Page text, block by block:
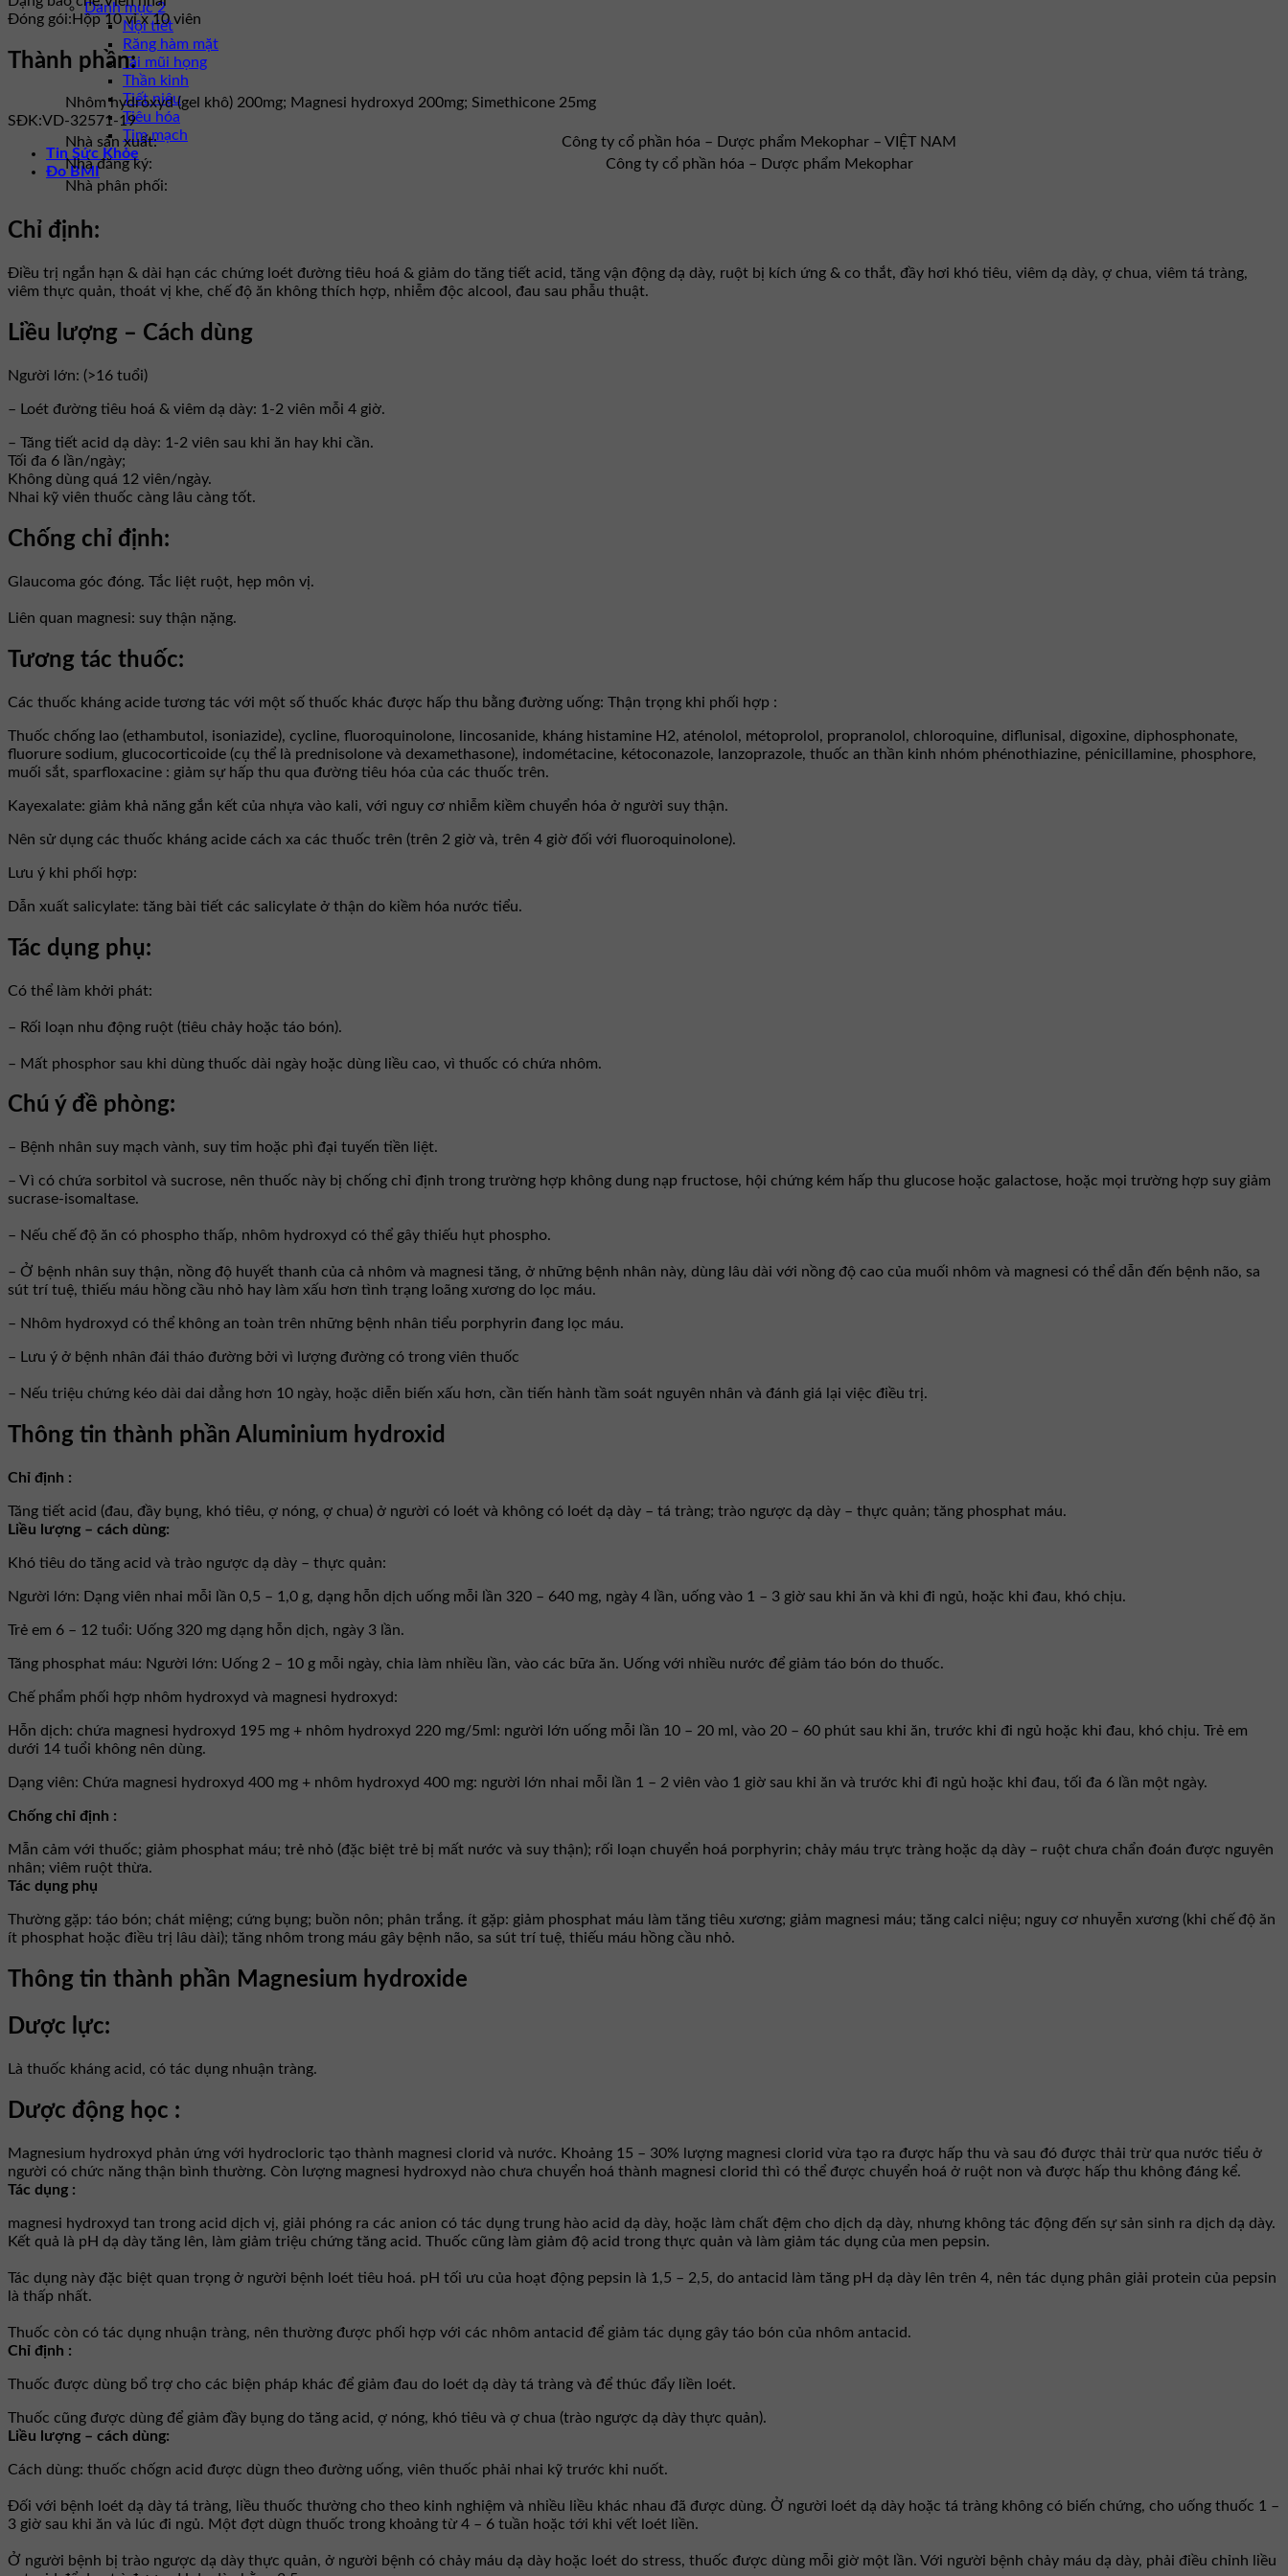
Danh mục 2
Nội tiết
Răng hàm mặt
Tai mũi họng
Thần kinh
Tiết niệu
Tiêu hóa
Tim mạch
Tin Sức Khỏe
Đo BMI
Đóng gói: Hộp 10 vỉ x 10 viên
Thành phần:
Nhôm hydroxyd (gel khô) 200mg; Magnesi hydroxyd 200mg; Simethicone 25mg
SĐK:VD-32571-19
Nhà sản xuất:
Công ty cổ phần hóa – Dược phẩm Mekophar – VIỆT NAM
Nhà đăng ký:
Công ty cổ phần hóa – Dược phẩm Mekophar
Nhà phân phối:
Chỉ định:
Ðiều trị ngắn hạn & dài hạn các chứng loét đường tiêu hoá & giảm do tăng tiết acid, tăng vận động dạ dày, ruột bị kích ứng & co thắt, đầy hơi khó tiêu, viêm dạ dày, ợ chua, viêm tá tràng,
viêm thực quản, thoát vị khe, chế độ ăn không thích hợp, nhiễm độc alcool, đau sau phẫu thuật.
Liều lượng – Cách dùng
Người lớn: (>16 tuổi)
– Loét đường tiêu hoá & viêm dạ dày: 1-2 viên mỗi 4 giờ.
– Tăng tiết acid dạ dày: 1-2 viên sau khi ăn hay khi cần.
Tối đa 6 lần/ngày;
Không dùng quá 12 viên/ngày.
Nhai kỹ viên thuốc càng lâu càng tốt.
Chống chỉ định:
Glaucoma góc đóng. Tắc liệt ruột, hẹp môn vị.
Liên quan magnesi: suy thận nặng.
Tương tác thuốc:
Các thuốc kháng acide tương tác với một số thuốc khác được hấp thu bằng đường uống: Thận trọng khi phối hợp :
Thuốc chống lao (ethambutol, isoniazide), cycline, fluoroquinolone, lincosanide, kháng histamine H2, aténolol, métoprolol, propranolol, chloroquine, diflunisal, digoxine, diphosphonate,
fluorure sodium, glucocorticoide (cụ thể là prednisolone và dexamethasone), indométacine, kétoconazole, lanzoprazole, thuốc an thần kinh nhóm phénothiazine, pénicillamine, phosphore,
muối sắt, sparfloxacine : giảm sự hấp thu qua đường tiêu hóa của các thuốc trên.
Kayexalate: giảm khả năng gắn kết của nhựa vào kali, với nguy cơ nhiễm kiềm chuyển hóa ở người suy thận.
Nên sử dụng các thuốc kháng acide cách xa các thuốc trên (trên 2 giờ và, trên 4 giờ đối với fluoroquinolone).
Lưu ý khi phối hợp:
Dẫn xuất salicylate: tăng bài tiết các salicylate ở thận do kiềm hóa nước tiểu.
Tác dụng phụ:
Có thể làm khởi phát:
– Rối loạn nhu động ruột (tiêu chảy hoặc táo bón).
– Mất phosphor sau khi dùng thuốc dài ngày hoặc dùng liều cao, vì thuốc có chứa nhôm.
Chú ý đề phòng:
– Bệnh nhân suy mạch vành, suy tim hoặc phì đại tuyến tiền liệt.
– Vì có chứa sorbitol và sucrose, nên thuốc này bị chống chỉ định trong trường hợp không dung nạp fructose, hội chứng kém hấp thu glucose hoặc galactose, hoặc mọi trường hợp suy giảm
sucrase-isomaltase.
– Nếu chế độ ăn có phospho thấp, nhôm hydroxyd có thể gây thiếu hụt phospho.
– Ở bệnh nhân suy thận, nồng độ huyết thanh của cả nhôm và magnesi tăng, ở những bệnh nhân này, dùng lâu dài với nồng độ cao của muối nhôm và magnesi có thể dẫn đến bệnh não, sa
sút trí tuệ, thiếu máu hồng cầu nhỏ hay làm xấu hơn tình trạng loãng xương do lọc máu.
– Nhôm hydroxyd có thể không an toàn trên những bệnh nhân tiểu porphyrin đang lọc máu.
– Lưu ý ở bệnh nhân đái tháo đường bởi vì lượng đường có trong viên thuốc
– Nếu triệu chứng kéo dài dai dẳng hơn 10 ngày, hoặc diễn biến xấu hơn, cần tiến hành tầm soát nguyên nhân và đánh giá lại việc điều trị.
Thông tin thành phần Aluminium hydroxid
Chỉ định :
Tăng tiết acid (đau, đầy bụng, khó tiêu, ợ nóng, ợ chua) ở người có loét và không có loét dạ dày – tá tràng; trào ngược dạ dày – thực quản; tăng phosphat máu.
Liều lượng – cách dùng:
Khó tiêu do tăng acid và trào ngược dạ dày – thực quản:
Người lớn: Dạng viên nhai mỗi lần 0,5 – 1,0 g, dạng hỗn dịch uống mỗi lần 320 – 640 mg, ngày 4 lần, uống vào 1 – 3 giờ sau khi ăn và khi đi ngủ, hoặc khi đau, khó chịu.
Trẻ em 6 – 12 tuổi: Uống 320 mg dạng hỗn dịch, ngày 3 lần.
Tăng phosphat máu: Người lớn: Uống 2 – 10 g mỗi ngày, chia làm nhiều lần, vào các bữa ăn. Uống với nhiều nước để giảm táo bón do thuốc.
Chế phẩm phối hợp nhôm hydroxyd và magnesi hydroxyd:
Hỗn dịch: chứa magnesi hydroxyd 195 mg + nhôm hydroxyd 220 mg/5ml: người lớn uống mỗi lần 10 – 20 ml, vào 20 – 60 phút sau khi ăn, trước khi đi ngủ hoặc khi đau, khó chịu. Trẻ em
dưới 14 tuổi không nên dùng.
Dạng viên: Chứa magnesi hydroxyd 400 mg + nhôm hydroxyd 400 mg: người lớn nhai mỗi lần 1 – 2 viên vào 1 giờ sau khi ăn và trước khi đi ngủ hoặc khi đau, tối đa 6 lần một ngày.
Chống chỉ định :
Mẫn cảm với thuốc; giảm phosphat máu; trẻ nhỏ (đặc biệt trẻ bị mất nước và suy thận); rối loạn chuyển hoá porphyrin; chảy máu trực tràng hoặc dạ dày – ruột chưa chẩn đoán được nguyên
nhân; viêm ruột thừa.
Tác dụng phụ
Thường gặp: táo bón; chát miệng; cứng bụng; buồn nôn; phân trắng. ít gặp: giảm phosphat máu làm tăng tiêu xương; giảm magnesi máu; tăng calci niệu; nguy cơ nhuyễn xương (khi chế độ ăn
ít phosphat hoặc điều trị lâu dài); tăng nhôm trong máu gây bệnh não, sa sút trí tuệ, thiếu máu hồng cầu nhỏ.
Thông tin thành phần Magnesium hydroxide
Dược lực:
Là thuốc kháng acid, có tác dụng nhuận tràng.
Dược động học :
Magnesium hydroxyd phản ứng với hydrocloric tạo thành magnesi clorid và nước. Khoảng 15 – 30% lượng magnesi clorid vừa tạo ra được hấp thu và sau đó được thải trừ qua nước tiểu ở
người có chức năng thận bình thường. Còn lượng magnesi hydroxyd nào chưa chuyển hoá thành magnesi clorid thì có thể được chuyển hoá ở ruột non và được hấp thu không đáng kể.
Tác dụng :
magnesi hydroxyd tan trong acid dịch vị, giải phóng ra các anion có tác dụng trung hào acid dạ dày, hoặc làm chất đệm cho dịch dạ dày, nhưng không tác động đến sự sản sinh ra dịch dạ dày.
Kết quả là pH dạ dày tăng lên, làm giảm triệu chứng tăng acid. Thuốc cũng làm giảm độ acid trong thực quản và làm giảm tác dụng của men pepsin.
Tác dụng này đặc biệt quan trọng ở người bệnh loét tiêu hoá. pH tối ưu của hoạt động pepsin là 1,5 – 2,5, do antacid làm tăng pH dạ dày lên trên 4, nên tác dụng phân giải protein của pepsin
là thấp nhất.
Thuốc còn có tác dụng nhuận tràng, nên thường được phối hợp với các nhôm antacid để giảm tác dụng gây táo bón của nhôm antacid.
Chỉ định :
Thuốc được dùng bổ trợ cho các biện pháp khác để giảm đau do loét dạ dày tá tràng và để thúc đẩy liền loét.
Thuốc cũng được dùng để giảm đầy bụng do tăng acid, ợ nóng, khó tiêu và ợ chua (trào ngược dạ dày thực quản).
Liều lượng – cách dùng:
Cách dùng: thuốc chốgn acid được dùgn theo đường uống, viên thuốc phải nhai kỹ trước khi nuốt.
Đối với bệnh loét dạ dày tá tràng, liều thuốc thường cho theo kinh nghiệm và nhiều liều khác nhau đã được dùng. Ở người loét dạ dày hoặc tá tràng không có biến chứng, cho uống thuốc 1 –
3 giờ sau khi ăn và lúc đi ngủ. Một đợt dùgn thuốc trong khoảng từ 4 – 6 tuần hoặc tới khi vết loét liền.
Ở người bệnh bị trào ngược dạ dày thực quản, ở người bệnh có chảy máu dạ dày hoặc loét do stress, thuốc được dùng mỗi giờ một lần. Với người bệnh chảy máu dạ dày, phải điều chỉnh liều